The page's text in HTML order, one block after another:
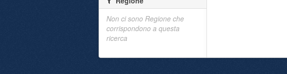
Non ci sono Regione che
corrispondono a questa
ricerca